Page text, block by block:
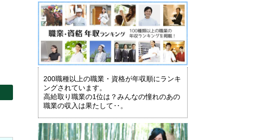
200職種以上の職業・資格が年収順にランキ
ングされています。
高給取り職業の1位は？みんなの憧れのあの
職業の収入は果たして‥。